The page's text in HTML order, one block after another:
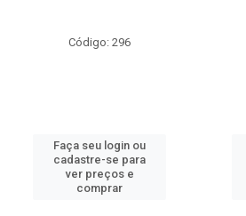
Código: 296
Faça seu login ou
cadastre-se para
ver preços e
comprar